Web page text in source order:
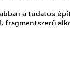
a tudatos
fragmentszerű